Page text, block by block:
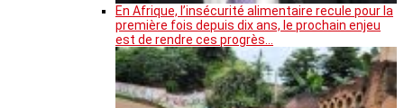
En Afrique, l’insécurité alimentaire recule pour la
première fois depuis dix ans, le prochain enjeu
est de rendre ces progrès…